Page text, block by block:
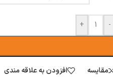
-
+
مقایسه افزودن به علاقه مندی